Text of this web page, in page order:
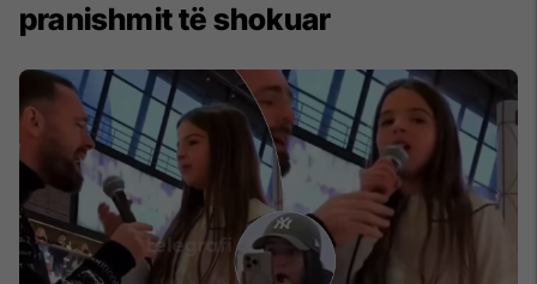
pranishmit të shokuar